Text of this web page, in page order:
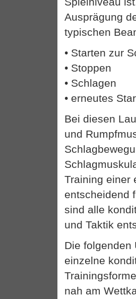
Ausprägung
typischen
• Starten zur
• Stoppen
• Schlagen
• erneutes
Bei diesen
und
Training einer
entscheidend
sind alle
und Taktik
Die folgenden
einzelne
nah am